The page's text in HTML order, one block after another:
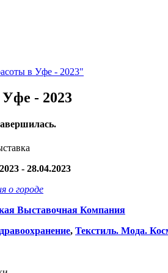
в Уфе - 2023"
- 2023
- 28.04.2023
о городе
Выставочная Компания
, Текстиль. Мода.